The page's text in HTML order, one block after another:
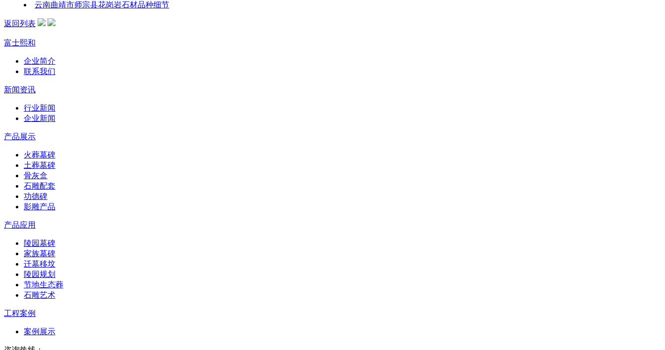
云南曲靖市师宗县花岗岩石材品种细节
返回列表
富士熙和
企业简介
联系我们
新闻资讯
行业新闻
企业新闻
产品展示
火葬墓碑
土葬墓碑
骨灰盒
石雕配套
功德碑
影雕产品
产品应用
陵园墓碑
家族墓碑
迁墓移坟
陵园规划
节地生态葬
石雕艺术
工程案例
案例展示